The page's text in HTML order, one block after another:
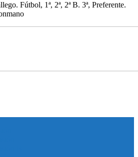
Fútbol, 1ª, 2ª, 2ª B. 3ª, Preferente.